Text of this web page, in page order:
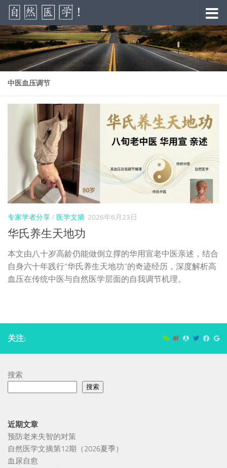
跳至内容
中医血压调节
专家学者分享/ 医学文摘 2026年6月23日
华氏养生天地功
本文由八十岁高龄仍能做倒立撑的华用宣老中医亲述，结合
自身六十年践行“华氏养生天地功”的奇迹经历，深度解析高
血压在传统中医与自然医学层面的自我调节机理。
关注:
搜索
搜索
近期文章
预防老来失智的对策
自然医学文摘第12期（2026夏季）
血尿自愈